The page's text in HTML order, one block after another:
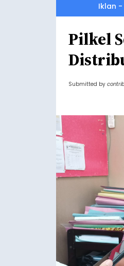
Iklan
Pilkel
Submitted by